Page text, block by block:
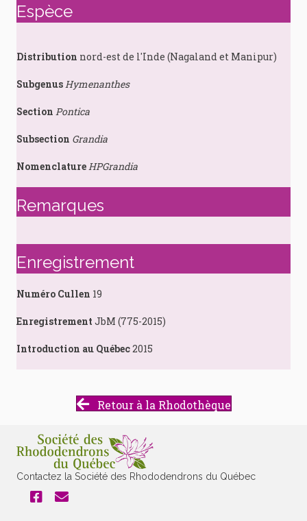
Espèce
Distribution nord-est de l'Inde (Nagaland et Manipur)
Subgenus Hymenanthes
Section Pontica
Subsection Grandia
Nomenclature HPGrandia
Remarques
Enregistrement
Numéro Cullen 19
Enregistrement JbM (775-2015)
Introduction au Québec2015
Retour à la Rhodothèque
Contactez la Société des Rhododendrons du Québec